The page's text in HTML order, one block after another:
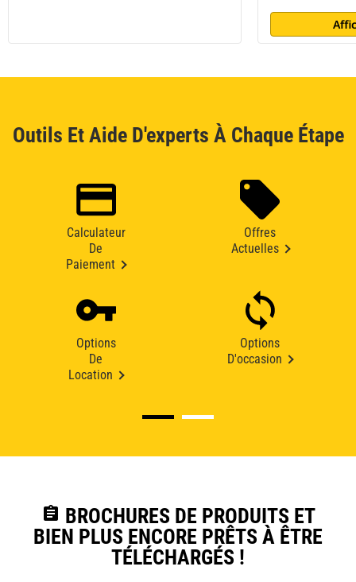
Outils Et Aide D'experts À Chaque Étape
Calculateur
De
Paiement
Offres
Actuelles
Options
De
Location
Options
D'occasion
assignment BROCHURES DE PRODUITS ET
BIEN PLUS ENCORE PRÊTS À ÊTRE
TÉLÉCHARGÉS !